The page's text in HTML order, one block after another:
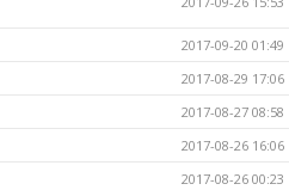
2017-09-20 01:49
2017-08-29 17:06
2017-08-27 08:58
2017-08-26 16:06
2017-08-26 00:23